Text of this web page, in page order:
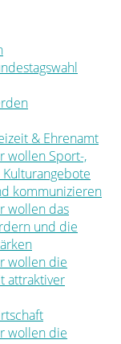
& Ehrenamt
wollen Sport-,
kommunizieren
wollen das
und die
wollen die
attraktiver
wollen die